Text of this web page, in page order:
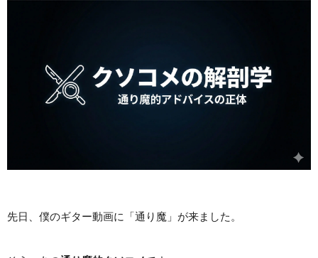
先日、僕のギター動画に「通り魔」が来ました。